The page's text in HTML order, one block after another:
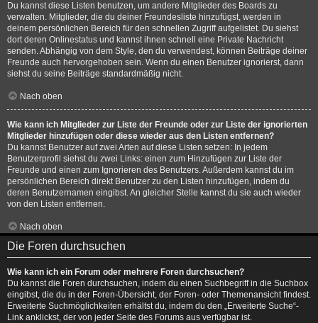
Du kannst diese Listen benutzen, um andere Mitglieder des Boards zu
verwalten. Mitglieder, die du deiner Freundesliste hinzufügst, werden in
deinem persönlichen Bereich für den schnellen Zugriff aufgelistet. Du siehst
dort deren Onlinestatus und kannst ihnen schnell eine Private Nachricht
senden. Abhängig von dem Style, den du verwendest, können Beiträge deiner
Freunde auch hervorgehoben sein. Wenn du einen Benutzer ignorierst, dann
siehst du seine Beiträge standardmäßig nicht.
Nach oben
Wie kann ich Mitglieder zur Liste der Freunde oder zur Liste der ignorierten
Mitglieder hinzufügen oder diese wieder aus den Listen entfernen?
Du kannst Benutzer auf zwei Arten auf diese Listen setzen: In jedem
Benutzerprofil siehst du zwei Links: einen zum Hinzufügen zur Liste der
Freunde und einen zum Ignorieren des Benutzers. Außerdem kannst du im
persönlichen Bereich direkt Benutzer zu den Listen hinzufügen, indem du
deren Benutzernamen eingibst. An gleicher Stelle kannst du sie auch wieder
von den Listen entfernen.
Nach oben
Die Foren durchsuchen
Wie kann ich ein Forum oder mehrere Foren durchsuchen?
Du kannst die Foren durchsuchen, indem du einen Suchbegriff in die Suchbox
eingibst, die du in der Foren-Übersicht, der Foren- oder Themenansicht findest.
Erweiterte Suchmöglichkeiten erhältst du, indem du den „Erweiterte Suche“-
Link anklickst, der von jeder Seite des Forums aus verfügbar ist.